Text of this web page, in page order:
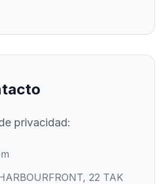
privacidad:
22 TAK